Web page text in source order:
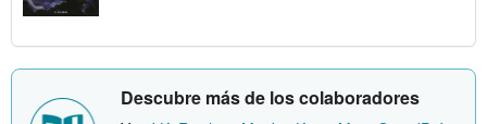
Descubre más de los colaboradores